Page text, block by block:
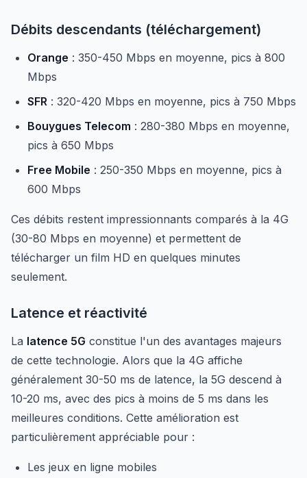
Débits descendants (téléchargement)
Orange : 350-450 Mbps en moyenne, pics à 800
Mbps
SFR : 320-420 Mbps en moyenne, pics à 750 Mbps
Bouygues Telecom : 280-380 Mbps en moyenne,
pics à 650 Mbps
Free Mobile : 250-350 Mbps en moyenne, pics à
600 Mbps
Ces débits restent impressionnants comparés à la 4G
(30-80 Mbps en moyenne) et permettent de
télécharger un film HD en quelques minutes
seulement.
Latence et réactivité
La latence 5G constitue l'un des avantages majeurs
de cette technologie. Alors que la 4G affiche
généralement 30-50 ms de latence, la 5G descend à
10-20 ms, avec des pics à moins de 5 ms dans les
meilleures conditions. Cette amélioration est
particulièrement appréciable pour :
Les jeux en ligne mobiles